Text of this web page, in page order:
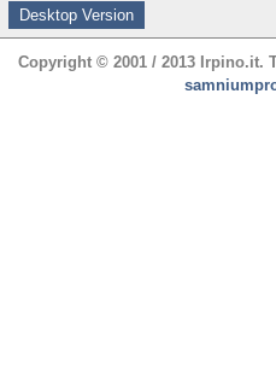
Desktop Version
Copyright © 2001 / 2013 Irpino.it.